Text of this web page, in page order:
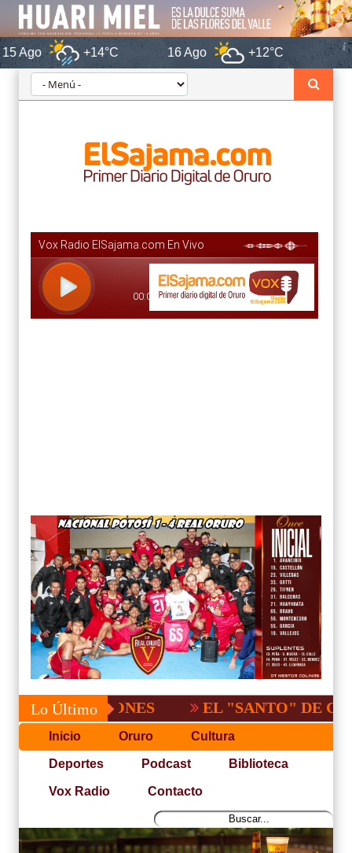
+14°C 16 Ago +12°C
Lo Último EL "SANTO" DE CBBA,
Inicio Oruro Cultura
Deportes Podcast Biblioteca
Vox Radio Contacto